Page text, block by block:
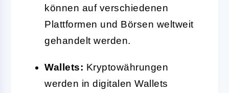
können auf verschiedenen
Plattformen und Börsen weltweit
gehandelt werden.
Wallets: Kryptowährungen
werden in digitalen Wallets